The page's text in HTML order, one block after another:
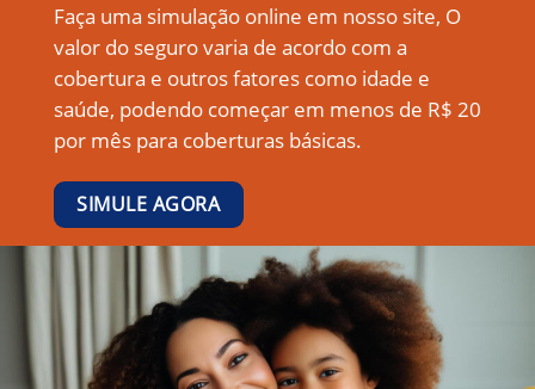
Faça uma simulação online em nosso site, O
valor do seguro varia de acordo com a
cobertura e outros fatores como idade e
saúde, podendo começar em menos de R$ 20
por mês para coberturas básicas.
SIMULE AGORA